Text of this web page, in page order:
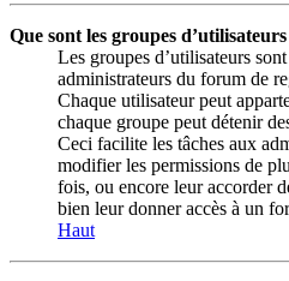
Que sont les groupes d’utilisateurs
Les groupes d’utilisateurs
administrateurs du forum de
Chaque utilisateur peut
chaque groupe peut détenir
Ceci facilite les tâches aux
modifier les permissions de
fois, ou encore leur accorder
bien leur donner accès à un
Haut